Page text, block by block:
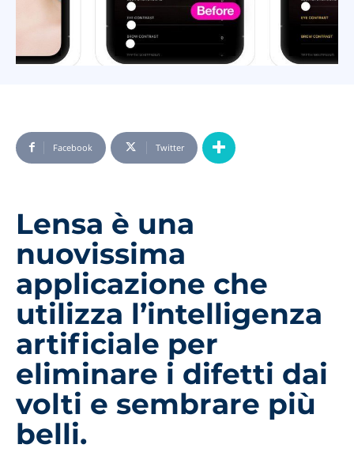
Facebook Twitter
Lensa è una
nuovissima
applicazione che
utilizza l’intelligenza
artificiale per
eliminare i difetti dai
volti e sembrare più
belli.